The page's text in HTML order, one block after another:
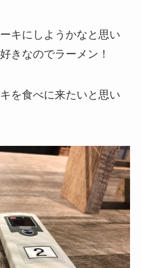
キにしようかなと思い
きなのでラーメン！
を食べに来たいと思い